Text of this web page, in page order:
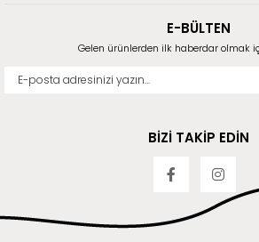
E-BÜLTEN
Gelen ürünlerden ilk haberdar olmak
BİZİ TAKİP EDİN